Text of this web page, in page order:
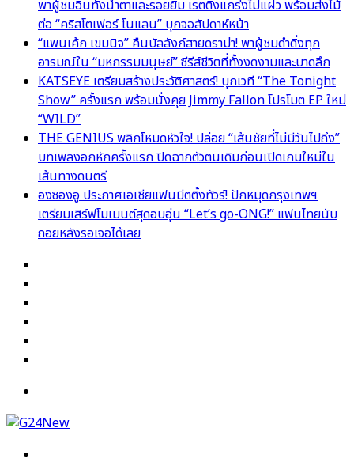
พาผู้ชมอินทั้งน้ำตาและรอยยิ้ม เรตติ้งแกร่งไม่แผ่ว พร้อมส่งไม้
ต่อ “คริสโตเฟอร์ โนแลน” บุกจอสัปดาห์หน้า
“แพนเค้ก เขมนิจ” คืนบัลลังก์สายดราม่า! พาผู้ชมดำดิ่งทุก
อารมณ์ใน “มหกรรมมนุษย์” ซีรีส์ชีวิตที่ทั้งงดงามและบาดลึก
KATSEYE เตรียมสร้างประวัติศาสตร์! บุกเวที “The Tonight
Show” ครั้งแรก พร้อมนั่งคุย Jimmy Fallon โปรโมต EP ใหม่
“WILD”
THE GENIUS พลิกโหมดหัวใจ! ปล่อย “เส้นชัยที่ไม่มีวันไปถึง”
บทเพลงอกหักครั้งแรก ปิดฉากตัวตนเดิมก่อนเปิดเกมใหม่ใน
เส้นทางดนตรี
องซองอู ประกาศเอเชียแฟนมีตติ้งทัวร์! ปักหมุดกรุงเทพฯ
เตรียมเสิร์ฟโมเมนต์สุดอบอุ่น “Let’s go-ONG!” แฟนไทยนับ
ถอยหลังรอเจอได้เลย